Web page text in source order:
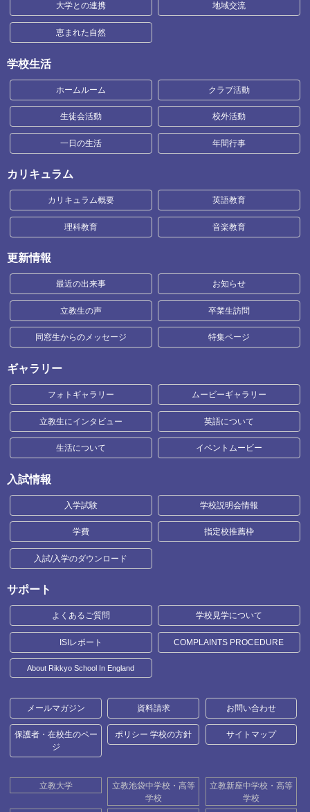
大学との連携 地域交流
恵まれた自然
学校生活
ホームルーム クラブ活動
生徒会活動 校外活動
一日の生活 年間行事
カリキュラム
カリキュラム概要 英語教育
理科教育 音楽教育
更新情報
最近の出来事 お知らせ
立教生の声 卒業生訪問
同窓生からのメッセージ 特集ページ
ギャラリー
フォトギャラリー ムービーギャラリー
立教生にインタビュー 英語について
生活について イベントムービー
入試情報
入学試験 学校説明会情報
学費 指定校推薦枠
入試/入学のダウンロード
サポート
よくあるご質問 学校見学について
ISIレポート COMPLAINTS PROCEDURE
About Rikkyo School In England
メールマガジン 資料請求 お問い合わせ
保護者・在校生のペー
ジ
ポリシー 学校の方針 サイトマップ
立教大学
立教池袋中学校・高等
学校
立教新座中学校・高等
学校